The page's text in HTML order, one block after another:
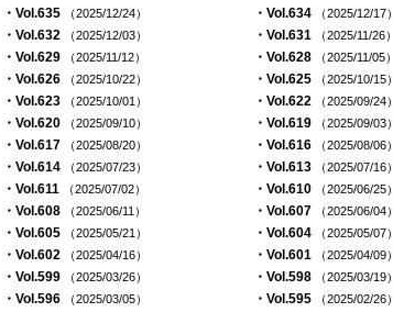
・Vol.635 （2025/12/24） ・Vol.634 （2025/12/17）
・Vol.632 （2025/12/03） ・Vol.631 （2025/11/26）
・Vol.629 （2025/11/12） ・Vol.628 （2025/11/05）
・Vol.626 （2025/10/22） ・Vol.625 （2025/10/15）
・Vol.623 （2025/10/01） ・Vol.622 （2025/09/24）
・Vol.620 （2025/09/10） ・Vol.619 （2025/09/03）
・Vol.617 （2025/08/20） ・Vol.616 （2025/08/06）
・Vol.614 （2025/07/23） ・Vol.613 （2025/07/16）
・Vol.611 （2025/07/02） ・Vol.610 （2025/06/25）
・Vol.608 （2025/06/11） ・Vol.607 （2025/06/04）
・Vol.605 （2025/05/21） ・Vol.604 （2025/05/07）
・Vol.602 （2025/04/16） ・Vol.601 （2025/04/09）
・Vol.599 （2025/03/26） ・Vol.598 （2025/03/19）
・Vol.596 （2025/03/05） ・Vol.595 （2025/02/26）